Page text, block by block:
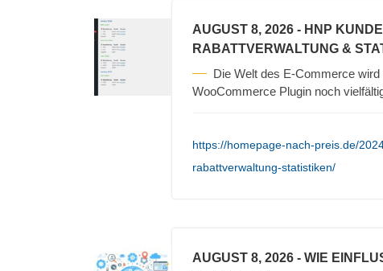
AUGUST 8, 2026 - HNP
RABATTVERWALTUNG &
Die Welt des E-Commerce
WooCommerce Plugin noch
https://homepage-nach-preis.de/
rabattverwaltung-statistiken/
AUGUST 8, 2026 - WIE